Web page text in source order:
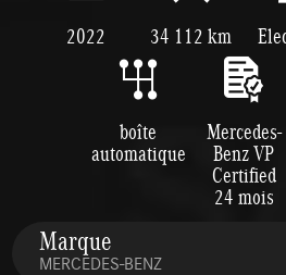
2022 34 112 km
boîte
automatique
Mercedes-
Benz VP
Certified
24 mois
Marque
MERCEDES-BENZ